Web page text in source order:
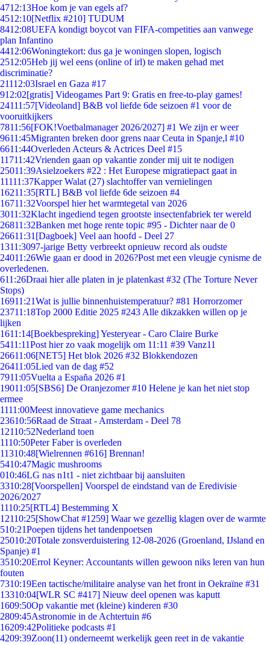
4712:13Hoe kom je van egels af?
4512:10[Netflix #210] TUDUM
8412:08UEFA kondigt boycot van FIFA-competities aan vanwege
plan Infantino
4412:06Woningtekort: dus ga je woningen slopen, logisch
2512:05Heb jij wel eens (online of irl) te maken gehad met
discriminatie?
21112:03Israel en Gaza #17
912:02[gratis] Videogames Part 9: Gratis en free-to-play games!
24111:57[Videoland] B&B vol liefde 6de seizoen #1 voor de
vooruitkijkers
7811:56[FOK!Voetbalmanager 2026/2027] #1 We zijn er weer
9611:45Migranten breken door grens naar Ceuta in Spanje,l #10
6611:44Overleden Acteurs & Actrices Deel #15
11711:42Vrienden gaan op vakantie zonder mij uit te nodigen
25011:39Asielzoekers #22 : Het Europese migratiepact gaat in
11111:37Kapper Walat (27) slachtoffer van vernielingen
16211:35[RTL] B&B vol liefde 6de seizoen #4
16711:32Voorspel hier het warmtegetal van 2026
3011:32Klacht ingediend tegen grootste insectenfabriek ter wereld
26811:32Banken met hoge rente topic #95 - Dichter naar de 0
26611:31 [Dagboek] Veel aan hoofd - Deel 27
1311:3097-jarige Betty verbreekt opnieuw record als oudste
24011:26Wie gaan er dood in 2026?Post met een vleugje cynisme de
overledenen.
611:26Draai hier alle platen in je platenkast #32 (The Torture Never
Stops)
16911:21Wat is jullie binnenhuistemperatuur? #81 Horrorzomer
23711:18Top 2000 Editie 2025 #243 Alle dikzakken willen op je
lijken
1611:14[Boekbespreking] Yesteryear - Caro Claire Burke
5411:11Post hier zo vaak mogelijk om 11:11 #39 Vanz11
26611:06[NET5] Het blok 2026 #32 Blokkendozen
26411:05Lied van de dag #52
7911:05Vuelta a España 2026 #1
19011:05[SBS6] De Oranjezomer #10 Helene je kan het niet stop
ermee
1111:00Meest innovatieve game mechanics
23610:56Raad de Straat - Amsterdam - Deel 78
12110:52Nederland toen
1110:50Peter Faber is overleden
11310:48[Wielrennen #616] Brennan!
5410:47Magic mushrooms
010:46LG nas n1t1 - niet zichtbaar bij aansluiten
3310:28[Voorspellen] Voorspel de eindstand van de Eredivisie
2026/2027
1110:25[RTL4] Bestemming X
12110:25[ShowChat #1259] Waar we gezellig klagen over de warmte
510:21Poepen tijdens het tandenpoetsen
25010:20Totale zonsverduistering 12-08-2026 (Groenland, IJsland en
Spanje) #1
3510:20Errol Keyner: Accountants willen gewoon niks leren van hun
fouten
7310:19Een tactische/militaire analyse van het front in Oekraïne #31
13310:04[WLR SC #417] Nieuw deel openen was kaputt
1609:50Op vakantie met (kleine) kinderen #30
2809:45Astronomie in de Achtertuin #6
16209:42Politieke podcasts #1
4209:39Zoon(11) onderneemt werkelijk geen reet in de vakantie